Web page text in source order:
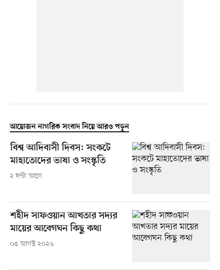
আয়োজন নাগরিক সংবাদ নিয়ে আরও পড়ুন
বিশ্ব আদিবাসী দিবস: সংকটে
মাহাতোদের ভাষা ও সংস্কৃতি
২ ঘণ্টা আগে
শহীদ সাফওয়ান আখতার সদ্যর
মায়ের আবেগঘন কিছু কথা
০৫ আগস্ট ২০২৬